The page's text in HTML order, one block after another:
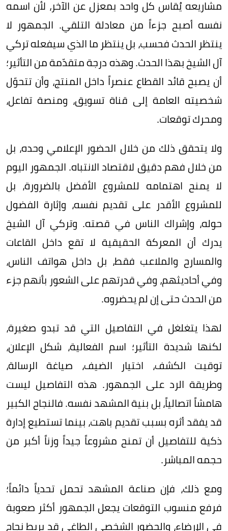
مشاريعه يُقاس كل واحد بمعزل عن الآخر، لأن اسمه
نفسه أصبح جزءاً من معادلة التلقي. الجمهور لا
ينتظر الحدث فحسب، بل ينتظر ما الذي سيفعله تركي
آل الشيخ بهذا الحدث. وهذه درجة متقدّمة من التأثير؛
أن يصبح قائد القطاع عنصراً داخل المنتج، وأن تتحوّل
شخصيته العامة إلى قناة تسويق، ومنصة تفاعل،
ومحرك توقعات.
ولا يتحقق ذلك من خلال الحضور الإعلامي وحده، بل
من خلال فهم دقيق لاقتصاد الانتباه. الجمهور اليوم
لا يمنح اهتمامه للمشروع الأفضل بالضرورة، بل
للمشروع الأقدر على تقديم نفسه، وإثارة الفضول
حوله، وإشراك الناس في قصته. وتركي آل الشيخ
يدرك أن المعركة الحقيقية لا تقع داخل القاعات
والمسارح والملاعب فقط، بل داخل هواتف الناس،
وفي أحاديثهم، وفي قدرتهم على الشعور بأنهم جزء
من الحدث حتى إن لم يحضروه.
لهذا يتغلغل في التفاصيل التي قد تبدو صغيرة،
لكنها شديدة التأثير؛ اسم الفعالية، شكل الإعلان،
توقيت الكشف، اختيار الضيف، صياغة الرسالة،
وطريقة الرد على الجمهور. هذه التفاصيل ليست
هامشاً اتصالياً، بل بنية المشهد نفسه. فالنجاح الكبير
قد يفقد أثره بسبب تقديم باهت، بينما تستطيع إدارة
ذكية للتفاصيل أن تمنح مشروعاً جيداً وزناً أكبر من
حجمه المباشر.
ومع ذلك، فإن صناعة المشهد تحمل تحدياً دائماً؛
فرفع منسوب التوقعات يجعل الجمهور أكثر صعوبة
في الإرضاء، والحضور الشخصي الطاغي قد يربط نجاح